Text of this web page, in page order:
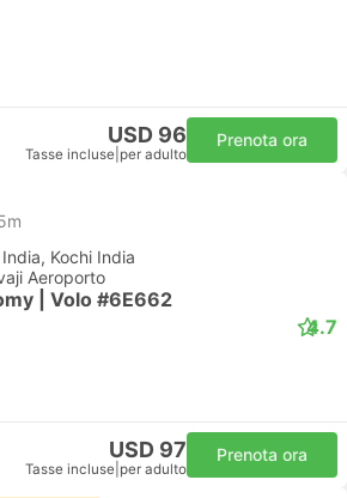
USD 96
Tasse incluse per adulto
Prenota ora
Kochi India
Aeroporto
| Volo #6E662
4.7
USD 97
Tasse incluse per adulto
Prenota ora